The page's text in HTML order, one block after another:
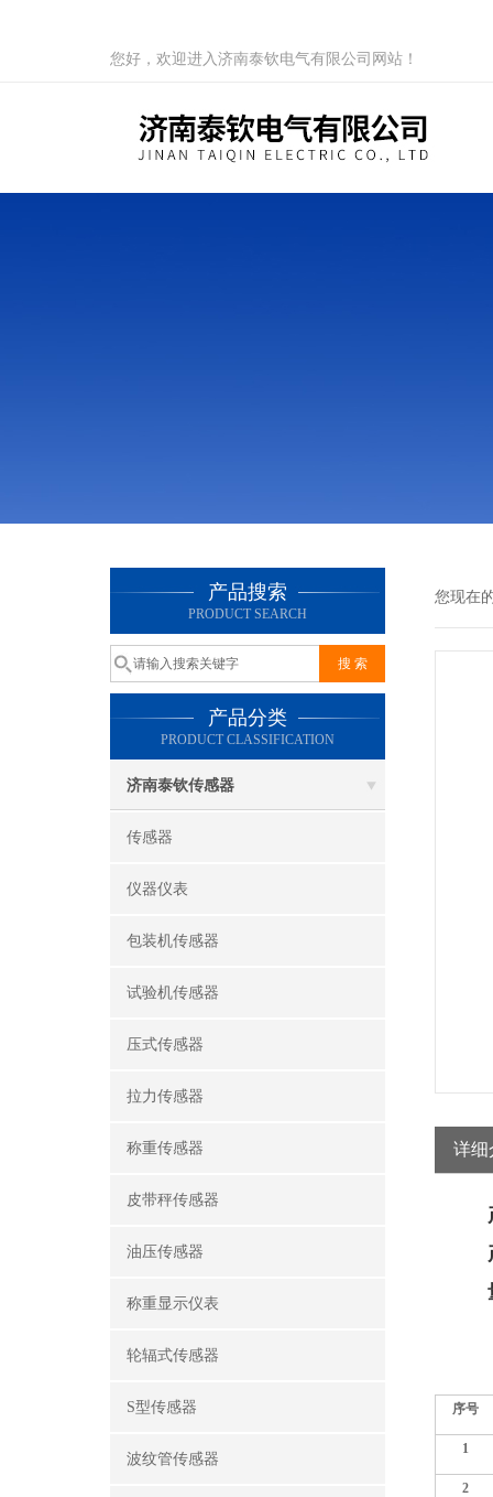
您好，欢迎进入济南泰钦电气有限公司网站！
产品搜索
PRODUCT SEARCH
产品分类
PRODUCT CLASSIFICATION
济南泰钦传感器
传感器
仪器仪表
包装机传感器
试验机传感器
压式传感器
拉力传感器
称重传感器
皮带秤传感器
油压传感器
称重显示仪表
轮辐式传感器
S型传感器
波纹管传感器
您现在
详细
序号
1
2